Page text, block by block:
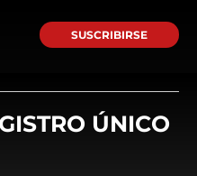
SUSCRIBIRSE
ÚNICO